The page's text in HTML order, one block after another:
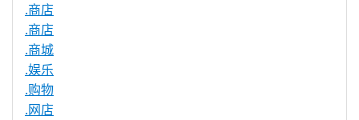
.商店
.商店
.商城
.娱乐
.购物
.网店